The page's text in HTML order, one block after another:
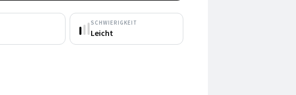
SCHWIERIGKEIT
Leicht